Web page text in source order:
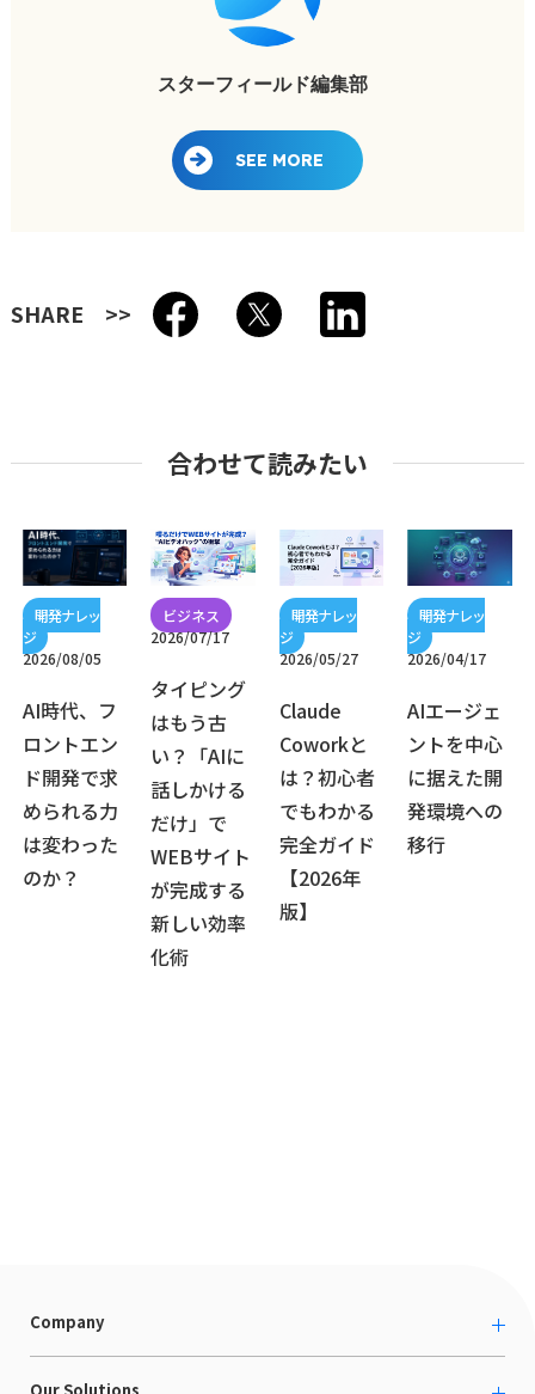
スターフィールド編集部
SEE MORE
SHARE
合わせて読みたい
2026/08/05
AI時代、フ
ロントエン
ド開発で求
められる力
は変わった
のか？
2026/07/17
タイピング
はもう古
い？「AIに
話しかける
だけ」で
WEBサイト
が完成する
新しい効率
化術
2026/05/27
Claude
Coworkと
は？初心者
でもわかる
完全ガイド
【2026年
版】
2026/04/17
AIエージェ
ントを中心
に据えた開
発環境への
移行
Company
About us